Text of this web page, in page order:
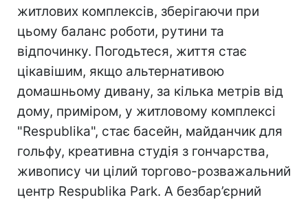
житлових комплексів, зберігаючи при
цьому баланс роботи, рутини та
відпочинку. Погодьтеся, життя стає
цікавішим, якщо альтернативою
домашньому дивану, за кілька метрів від
дому, приміром, у житловому комплексі
"Respublika", стає басейн, майданчик для
гольфу, креативна студія з гончарства,
живопису чи цілий торгово-розважальний
центр Respublika Park. А безбар’єрний